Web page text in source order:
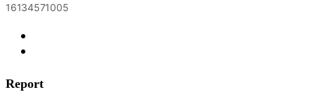
16134571005
Report